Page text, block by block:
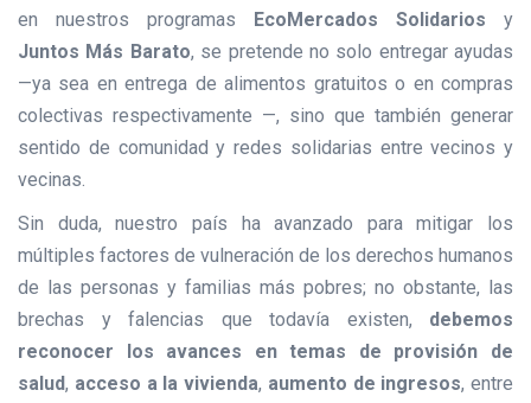
en nuestros programas EcoMercados Solidarios y
Juntos Más Barato, se pretende no solo entregar ayudas
—ya sea en entrega de alimentos gratuitos o en compras
colectivas respectivamente —, sino que también generar
sentido de comunidad y redes solidarias entre vecinos y
vecinas.
Sin duda, nuestro país ha avanzado para mitigar los
múltiples factores de vulneración de los derechos humanos
de las personas y familias más pobres; no obstante, las
brechas y falencias que todavía existen, debemos
reconocer los avances en temas de provisión de
salud, acceso a la vivienda, aumento de ingresos, entre